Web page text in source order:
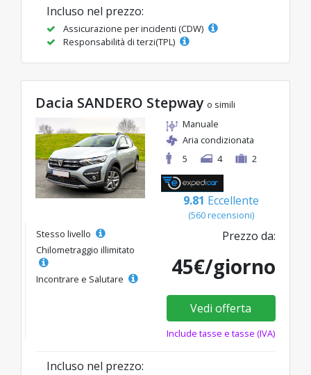
Incluso nel prezzo:
Assicurazione per incidenti (CDW)
Responsabilità di terzi(TPL)
Dacia SANDERO Stepway o simili
Manuale
Aria condizionata
5
4 2
9.81 Eccellente
(560 recensioni)
Stesso livello
Chilometraggio illimitato
Incontrare e Salutare
Prezzo da:
45€/giorno
Vedi offerta
Include tasse e tasse (IVA)
Incluso nel prezzo: